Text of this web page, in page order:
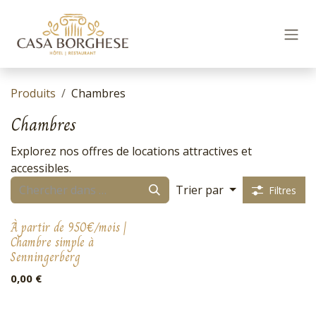
Produits Chambres
Chambres
Explorez nos offres de locations attractives et
accessibles.
Trier par
Filtres
À partir de 950€/mois |
Chambre simple à
Senningerberg
0,00 €